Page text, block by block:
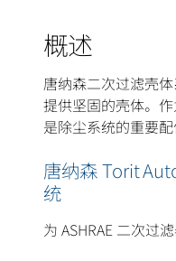
概述
唐纳森二次过滤壳
提供坚固的壳体。
是除尘系统的重要
唐纳森 Torit
统
为 ASHRAE 二次过